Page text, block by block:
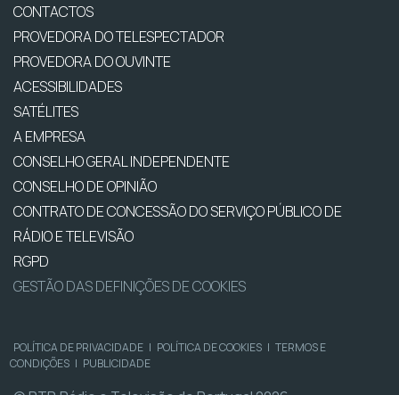
CONTACTOS
PROVEDORA DO TELESPECTADOR
PROVEDORA DO OUVINTE
ACESSIBILIDADES
SATÉLITES
A EMPRESA
CONSELHO GERAL INDEPENDENTE
CONSELHO DE OPINIÃO
CONTRATO DE CONCESSÃO DO SERVIÇO PÚBLICO DE
RÁDIO E TELEVISÃO
RGPD
GESTÃO DAS DEFINIÇÕES DE COOKIES
POLÍTICA DE PRIVACIDADE | POLÍTICA DE COOKIES | TERMOS E
CONDIÇÕES | PUBLICIDADE